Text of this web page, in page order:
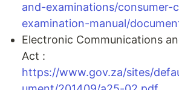
and-examinations/consumer-
examination-manual/
Electronic Communications
Act :
https://www.gov.za/sites/